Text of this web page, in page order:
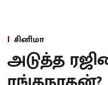
சினிமா
அடுத்த